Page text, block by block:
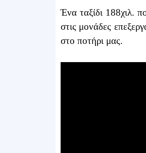
Ένα ταξίδι 188χιλ.
στις μονάδες
στο ποτήρι μας.